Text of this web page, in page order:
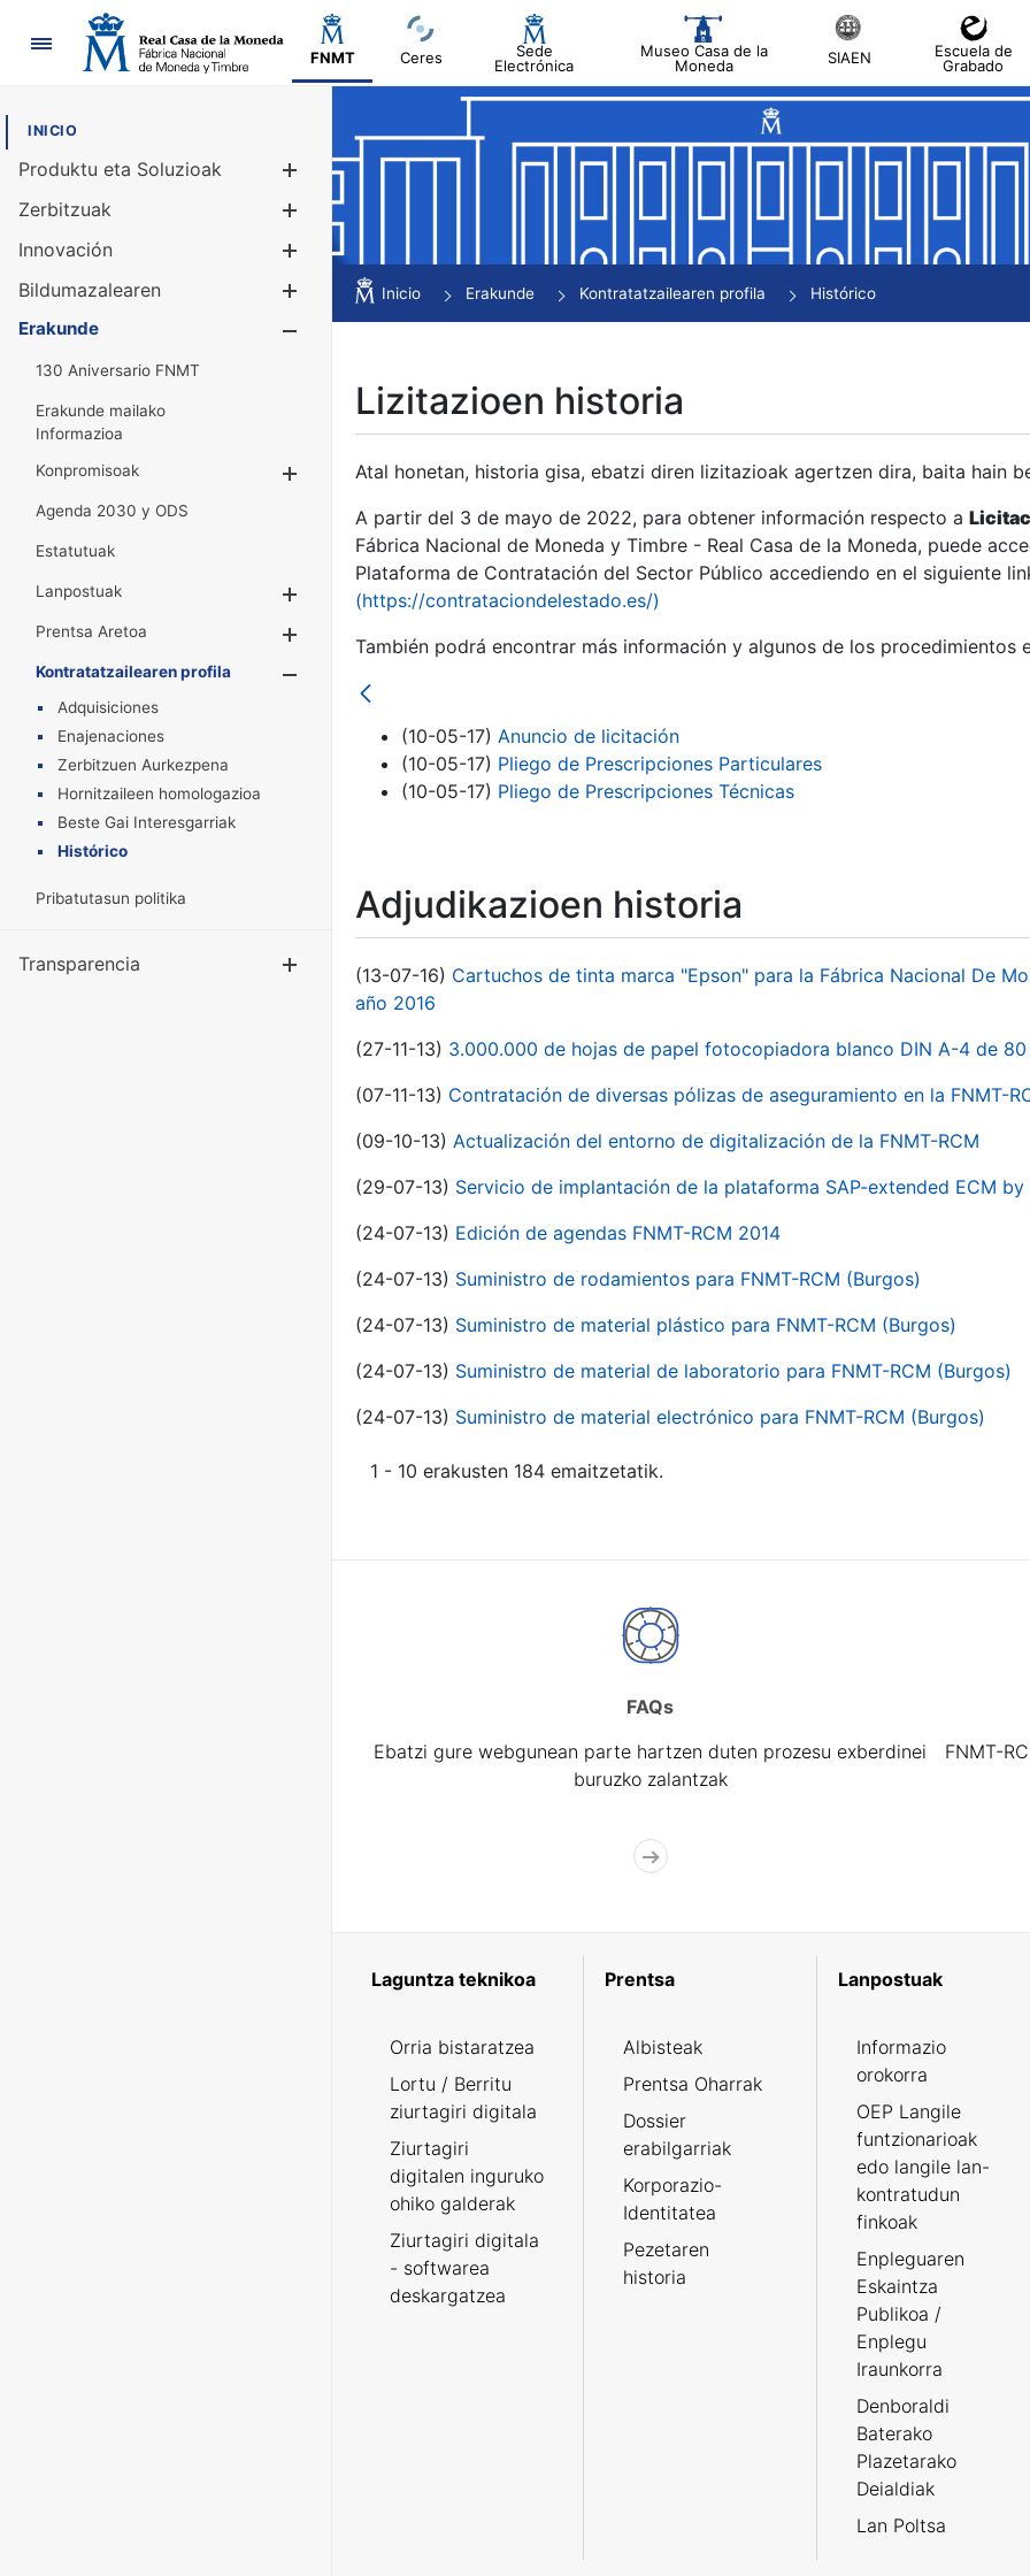
Nabigazioa
FNMT Ceres
Sede
Electrónica
Museo Casa de la
Moneda
SIAEN
Escuela de
Grabado
INICIO
Produktu eta Soluzioak
Erakutsi/Ezkutatu
Zerbitzuak
Innovación
Bildumazalearen
Erakutsi/Ezkutatu
Erakunde
130 Aniversario FNMT
Erakunde mailako
Informazioa
Konpromisoak
Erakutsi/Ezkutatu
Agenda 2030 y ODS
Estatutuak
Lanpostuak
Erakutsi/Ezkutatu
Prentsa Aretoa
Erakutsi/Ezkutatu
Kontratatzailearen profila
Adquisiciones
Enajenaciones
Zerbitzuen Aurkezpena
Hornitzaileen homologazioa
Beste Gai Interesgarriak
Histórico
Pribatutasun politika
Transparencia Erakutsi/Ezkutatu
Inicio Erakunde Kontratatzailearen profila Histórico
Lizitazioen historia
Atal honetan, historia gisa, ebatzi diren lizitazioak agertzen dira, baita hain
A partir del 3 de mayo de 2022, para obtener información respecto a
Fábrica Nacional de Moneda y Timbre - Real Casa de la Moneda, puede
Plataforma de Contratación del Sector Público accediendo en el siguiente
(https://contrataciondelestado.es/)
También podrá encontrar más información y algunos de los procedimientos
(10-05-17) Anuncio de licitación
(10-05-17) Pliego de Prescripciones Particulares
(10-05-17) Pliego de Prescripciones Técnicas
Adjudikazioen historia
(13-07-16) Cartuchos de tinta marca "Epson" para la Fábrica Nacional De
año 2016
(27-11-13) 3.000.000 de hojas de papel fotocopiadora blanco DIN A-4 de 80
(07-11-13) Contratación de diversas pólizas de aseguramiento en la FNMT-
(09-10-13) Actualización del entorno de digitalización de la FNMT-RCM
(29-07-13) Servicio de implantación de la plataforma SAP-extended ECM by
(24-07-13) Edición de agendas FNMT-RCM 2014
(24-07-13) Suministro de rodamientos para FNMT-RCM (Burgos)
(24-07-13) Suministro de material plástico para FNMT-RCM (Burgos)
(24-07-13) Suministro de material de laboratorio para FNMT-RCM (Burgos)
(24-07-13) Suministro de material electrónico para FNMT-RCM (Burgos)
1 - 10 erakusten 184 emaitzetatik.
FAQs
Ebatzi gure webgunean parte hartzen duten prozesu exberdinei
buruzko zalantzak
FNMT-
Laguntza teknikoa
Orria bistaratzea
Lortu / Berritu
ziurtagiri digitala
Ziurtagiri
digitalen inguruko
ohiko galderak
Ziurtagiri digitala
- softwarea
deskargatzea
Prentsa
Albisteak
Prentsa Oharrak
Dossier
erabilgarriak
Korporazio-
Identitatea
Pezetaren
historia
Lanpostuak
Informazio
orokorra
OEP Langile
funtzionarioak
edo langile lan-
kontratudun
finkoak
Enpleguaren
Eskaintza
Publikoa /
Enplegu
Iraunkorra
Denboraldi
Baterako
Plazetarako
Deialdiak
Lan Poltsa